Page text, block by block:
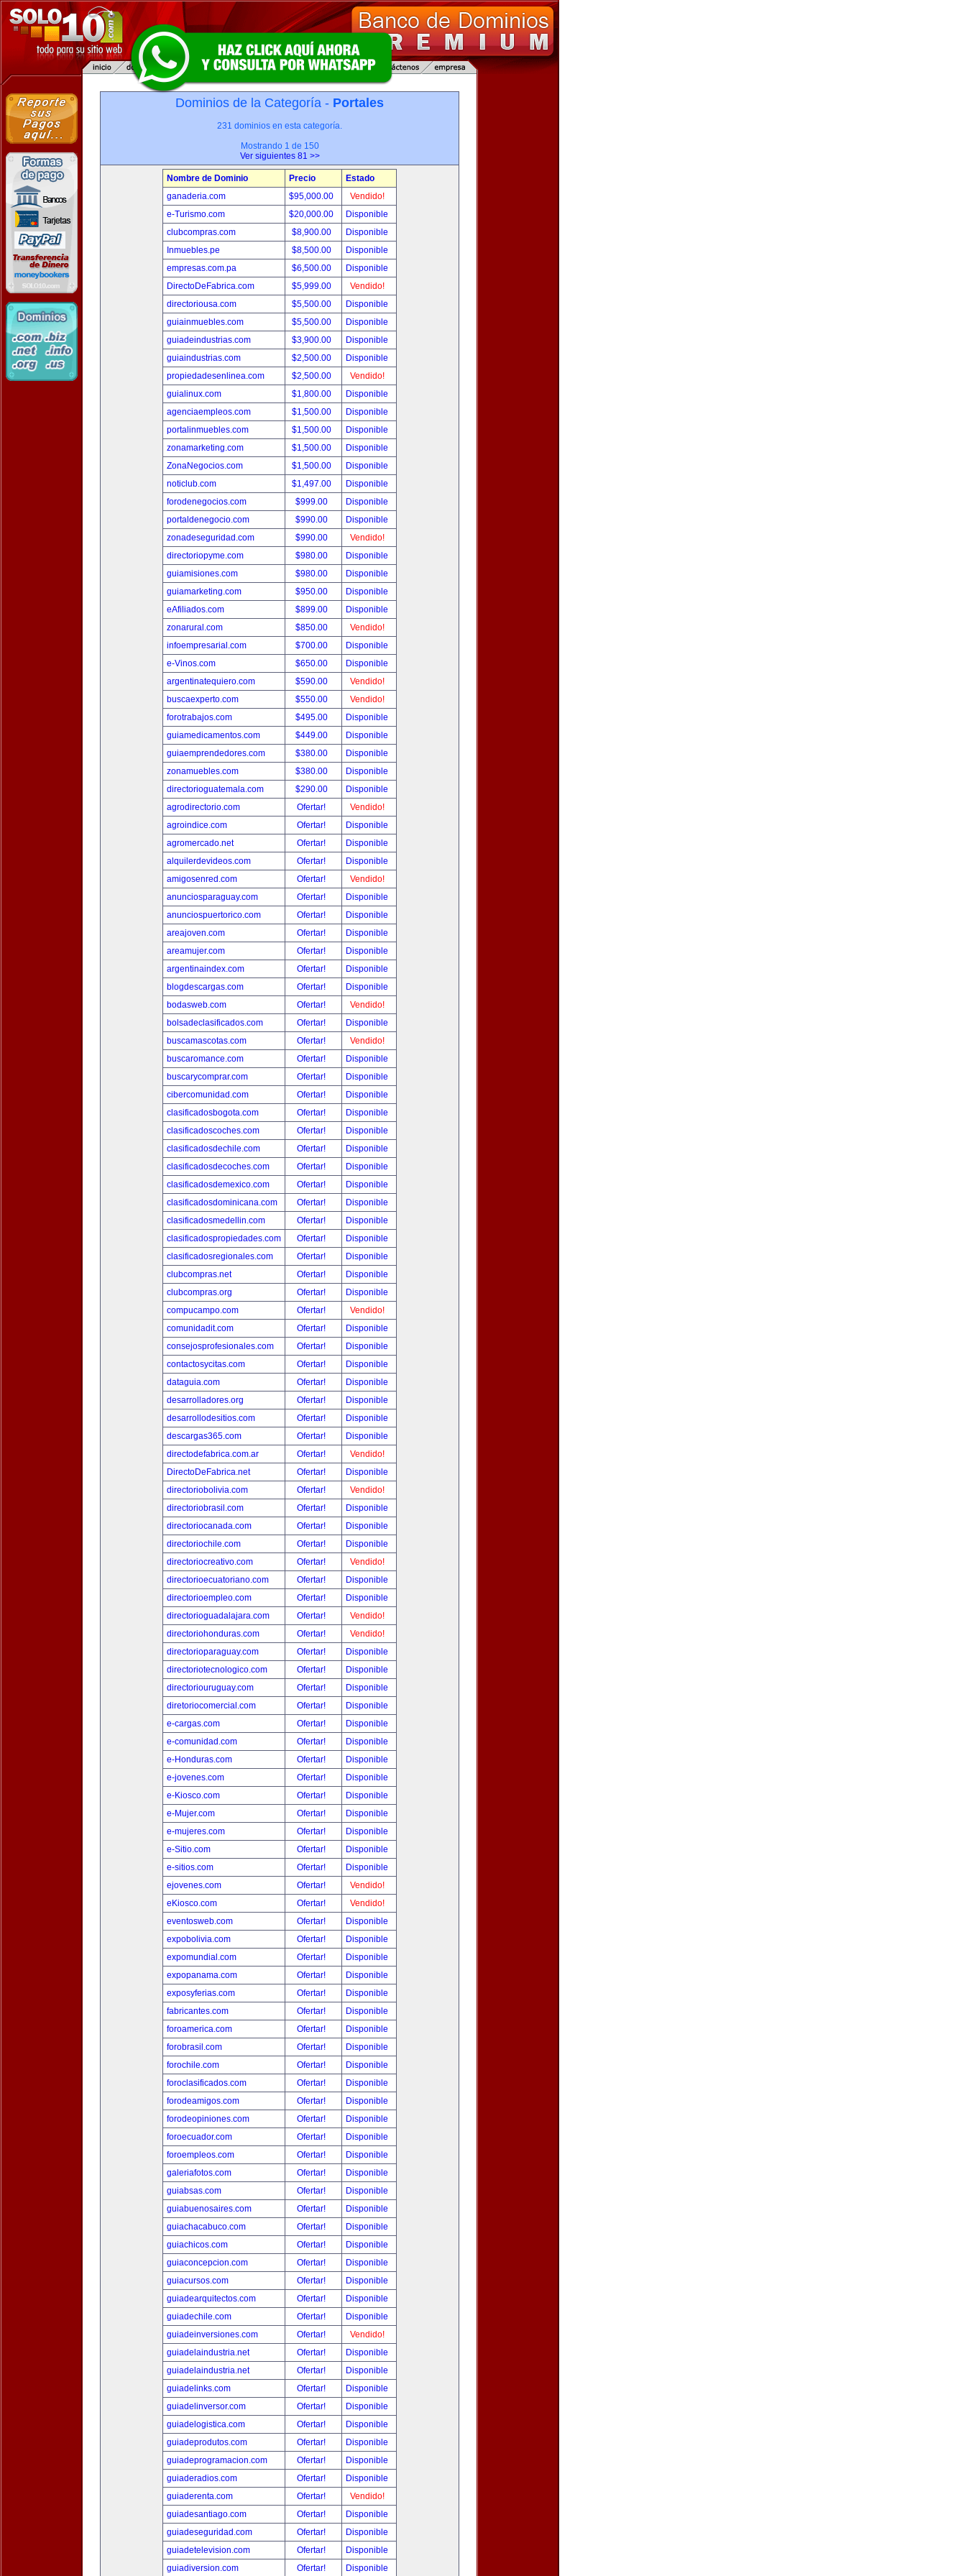
Dominios de la Categoría - Portales
231 dominios en esta categoría.
Mostrando 1 de 150
Ver siguientes 81 >>
Nombre de Dominio Precio
Estado
ganaderia.com
$95,000.00
Vendido!
e-Turismo.com
$20,000.00
Disponible
clubcompras.com
$8,900.00
Disponible
Inmuebles.pe
$8,500.00
Disponible
empresas.com.pa
$6,500.00
Disponible
DirectoDeFabrica.com
$5,999.00
Vendido!
directoriousa.com
$5,500.00
Disponible
guiainmuebles.com
$5,500.00
Disponible
guiadeindustrias.com
$3,900.00
Disponible
guiaindustrias.com
$2,500.00
Disponible
propiedadesenlinea.com
$2,500.00
Vendido!
guialinux.com
$1,800.00
Disponible
agenciaempleos.com
$1,500.00
Disponible
portalinmuebles.com
$1,500.00
Disponible
zonamarketing.com
$1,500.00
Disponible
ZonaNegocios.com
$1,500.00
Disponible
noticlub.com
$1,497.00
Disponible
forodenegocios.com
$999.00
Disponible
portaldenegocio.com
$990.00
Disponible
zonadeseguridad.com
$990.00
Vendido!
directoriopyme.com
$980.00
Disponible
guiamisiones.com
$980.00
Disponible
guiamarketing.com
$950.00
Disponible
eAfiliados.com
$899.00
Disponible
zonarural.com
$850.00
Vendido!
infoempresarial.com
$700.00
Disponible
e-Vinos.com
$650.00
Disponible
argentinatequiero.com
$590.00
Vendido!
buscaexperto.com
$550.00
Vendido!
forotrabajos.com
$495.00
Disponible
guiamedicamentos.com
$449.00
Disponible
guiaemprendedores.com
$380.00
Disponible
zonamuebles.com
$380.00
Disponible
directorioguatemala.com
$290.00
Disponible
agrodirectorio.com
Ofertar!
Vendido!
agroindice.com
Ofertar!
Disponible
agromercado.net
Ofertar!
Disponible
alquilerdevideos.com
Ofertar!
Disponible
amigosenred.com
Ofertar!
Vendido!
anunciosparaguay.com
Ofertar!
Disponible
anunciospuertorico.com
Ofertar!
Disponible
areajoven.com
Ofertar!
Disponible
areamujer.com
Ofertar!
Disponible
argentinaindex.com
Ofertar!
Disponible
blogdescargas.com
Ofertar!
Disponible
bodasweb.com
Ofertar!
Vendido!
bolsadeclasificados.com
Ofertar!
Disponible
buscamascotas.com
Ofertar!
Vendido!
buscaromance.com
Ofertar!
Disponible
buscarycomprar.com
Ofertar!
Disponible
cibercomunidad.com
Ofertar!
Disponible
clasificadosbogota.com
Ofertar!
Disponible
clasificadoscoches.com
Ofertar!
Disponible
clasificadosdechile.com
Ofertar!
Disponible
clasificadosdecoches.com
Ofertar!
Disponible
clasificadosdemexico.com
Ofertar!
Disponible
clasificadosdominicana.com
Ofertar!
Disponible
clasificadosmedellin.com
Ofertar!
Disponible
clasificadospropiedades.com
Ofertar!
Disponible
clasificadosregionales.com
Ofertar!
Disponible
clubcompras.net
Ofertar!
Disponible
clubcompras.org
Ofertar!
Disponible
compucampo.com
Ofertar!
Vendido!
comunidadit.com
Ofertar!
Disponible
consejosprofesionales.com
Ofertar!
Disponible
contactosycitas.com
Ofertar!
Disponible
dataguia.com
Ofertar!
Disponible
desarrolladores.org
Ofertar!
Disponible
desarrollodesitios.com
Ofertar!
Disponible
descargas365.com
Ofertar!
Disponible
directodefabrica.com.ar
Ofertar!
Vendido!
DirectoDeFabrica.net
Ofertar!
Disponible
directoriobolivia.com
Ofertar!
Vendido!
directoriobrasil.com
Ofertar!
Disponible
directoriocanada.com
Ofertar!
Disponible
directoriochile.com
Ofertar!
Disponible
directoriocreativo.com
Ofertar!
Vendido!
directorioecuatoriano.com
Ofertar!
Disponible
directorioempleo.com
Ofertar!
Disponible
directorioguadalajara.com
Ofertar!
Vendido!
directoriohonduras.com
Ofertar!
Vendido!
directorioparaguay.com
Ofertar!
Disponible
directoriotecnologico.com
Ofertar!
Disponible
directoriouruguay.com
Ofertar!
Disponible
diretoriocomercial.com
Ofertar!
Disponible
e-cargas.com
Ofertar!
Disponible
e-comunidad.com
Ofertar!
Disponible
e-Honduras.com
Ofertar!
Disponible
e-jovenes.com
Ofertar!
Disponible
e-Kiosco.com
Ofertar!
Disponible
e-Mujer.com
Ofertar!
Disponible
e-mujeres.com
Ofertar!
Disponible
e-Sitio.com
Ofertar!
Disponible
e-sitios.com
Ofertar!
Disponible
ejovenes.com
Ofertar!
Vendido!
eKiosco.com
Ofertar!
Vendido!
eventosweb.com
Ofertar!
Disponible
expobolivia.com
Ofertar!
Disponible
expomundial.com
Ofertar!
Disponible
expopanama.com
Ofertar!
Disponible
exposyferias.com
Ofertar!
Disponible
fabricantes.com
Ofertar!
Disponible
foroamerica.com
Ofertar!
Disponible
forobrasil.com
Ofertar!
Disponible
forochile.com
Ofertar!
Disponible
foroclasificados.com
Ofertar!
Disponible
forodeamigos.com
Ofertar!
Disponible
forodeopiniones.com
Ofertar!
Disponible
foroecuador.com
Ofertar!
Disponible
foroempleos.com
Ofertar!
Disponible
galeriafotos.com
Ofertar!
Disponible
guiabsas.com
Ofertar!
Disponible
guiabuenosaires.com
Ofertar!
Disponible
guiachacabuco.com
Ofertar!
Disponible
guiachicos.com
Ofertar!
Disponible
guiaconcepcion.com
Ofertar!
Disponible
guiacursos.com
Ofertar!
Disponible
guiadearquitectos.com
Ofertar!
Disponible
guiadechile.com
Ofertar!
Disponible
guiadeinversiones.com
Ofertar!
Vendido!
guiadelaindustria.net
Ofertar!
Disponible
guiadelaindustria.net
Ofertar!
Disponible
guiadelinks.com
Ofertar!
Disponible
guiadelinversor.com
Ofertar!
Disponible
guiadelogistica.com
Ofertar!
Disponible
guiadeprodutos.com
Ofertar!
Disponible
guiadeprogramacion.com
Ofertar!
Disponible
guiaderadios.com
Ofertar!
Disponible
guiaderenta.com
Ofertar!
Vendido!
guiadesantiago.com
Ofertar!
Disponible
guiadeseguridad.com
Ofertar!
Disponible
guiadetelevision.com
Ofertar!
Disponible
guiadiversion.com
Ofertar! Disponible